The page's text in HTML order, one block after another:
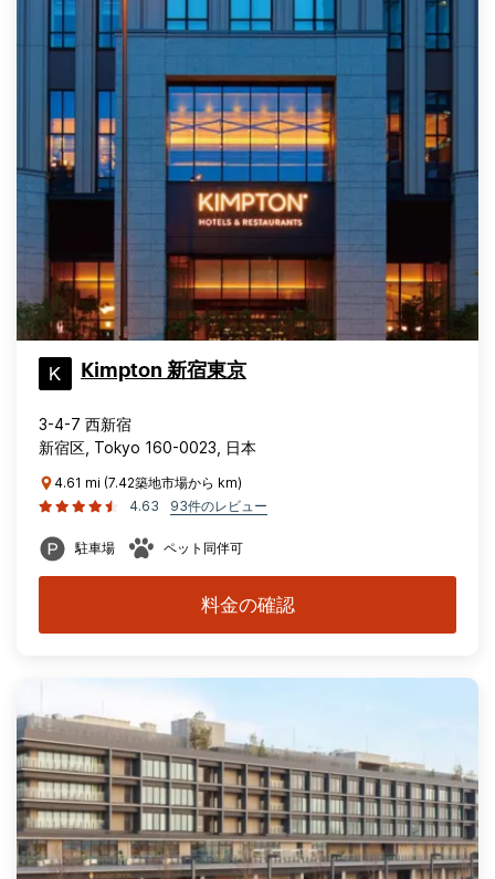
Kimpton 新宿東京
3-4-7 西新宿
新宿区, Tokyo 160-0023, 日本
4.61 mi (7.42築地市場から km)
4.63
93件のレビュー
駐車場 ペット同伴可
料金の確認